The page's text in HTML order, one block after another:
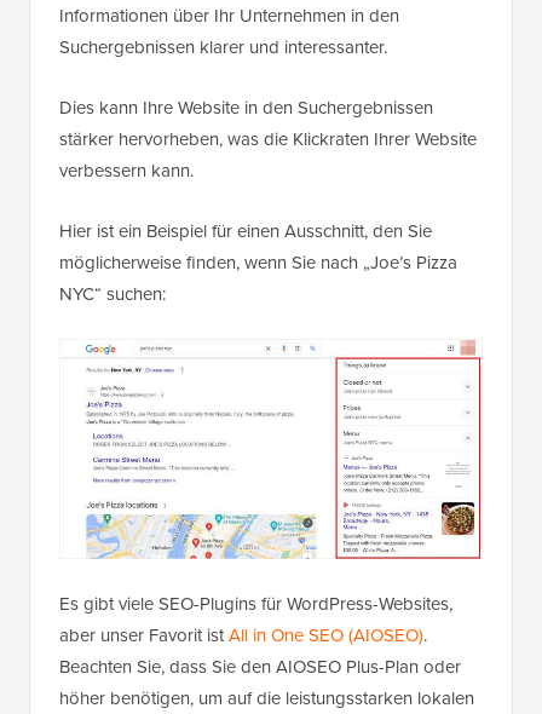
Informationen über Ihr Unternehmen in den
Suchergebnissen klarer und interessanter.
Dies kann Ihre Website in den Suchergebnissen
stärker hervorheben, was die Klickraten Ihrer Website
verbessern kann.
Hier ist ein Beispiel für einen Ausschnitt, den Sie
möglicherweise finden, wenn Sie nach „Joe’s Pizza
NYC“ suchen:
Es gibt viele SEO-Plugins für WordPress-Websites,
aber unser Favorit istAll in One SEO (AIOSEO).
Beachten Sie, dass Sie den AIOSEO Plus-Plan oder
höher benötigen, um auf die leistungsstarken lokalen